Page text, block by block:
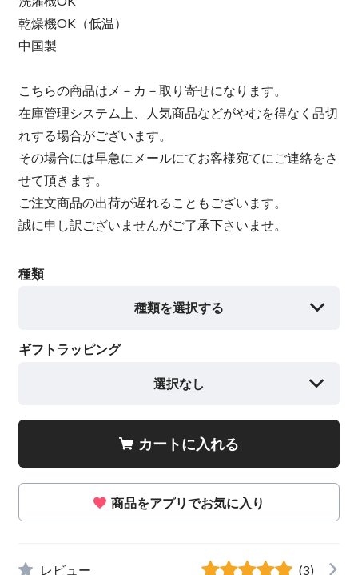
乾燥機OK（低温）
中国製
こちらの商品はメ－カ－取り寄せになります。
在庫管理システム上、人気商品などがやむを得なく品切
れする場合がございます。
その場合には早急にメールにてお客様宛てにご連絡をさ
せて頂きます。
ご注文商品の出荷が遅れることもございます。
誠に申し訳ございませんがご了承下さいませ。
種類
種類を選択する
ギフトラッピング
選択なし
カートに入れる
商品をアプリでお気に入り
レビュー (3)